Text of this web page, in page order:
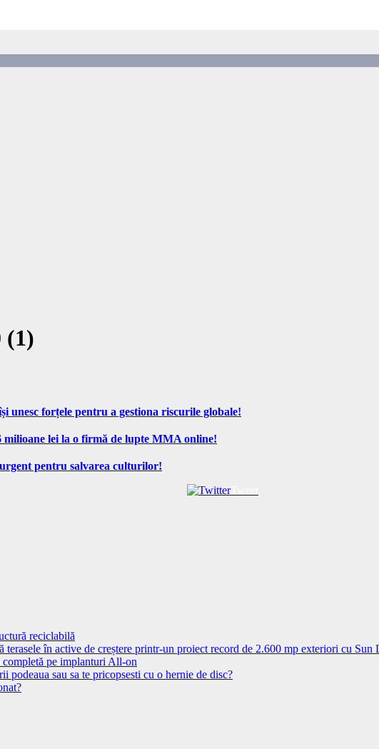
(1)
forțele pentru a gestiona riscurile globale!
lei la o firmă de lupte MMA online!
pentru salvarea culturilor!
Tweet
reciclabilă
terasele în active de creștere printr-un proiect record de 2.600 mp exteriori cu Sun
completă pe implanturi All-on
sau sa te pricopsesti cu o hernie de disc?